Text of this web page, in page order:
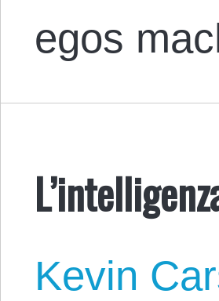
egos
Kevin